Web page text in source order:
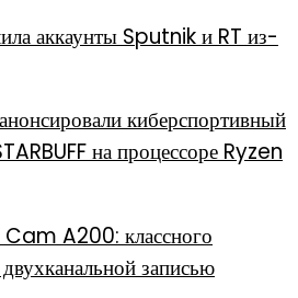
аккаунты Sputnik и RT из-
киберспортивный
на процессоре Ryzen
A200: классного
записью